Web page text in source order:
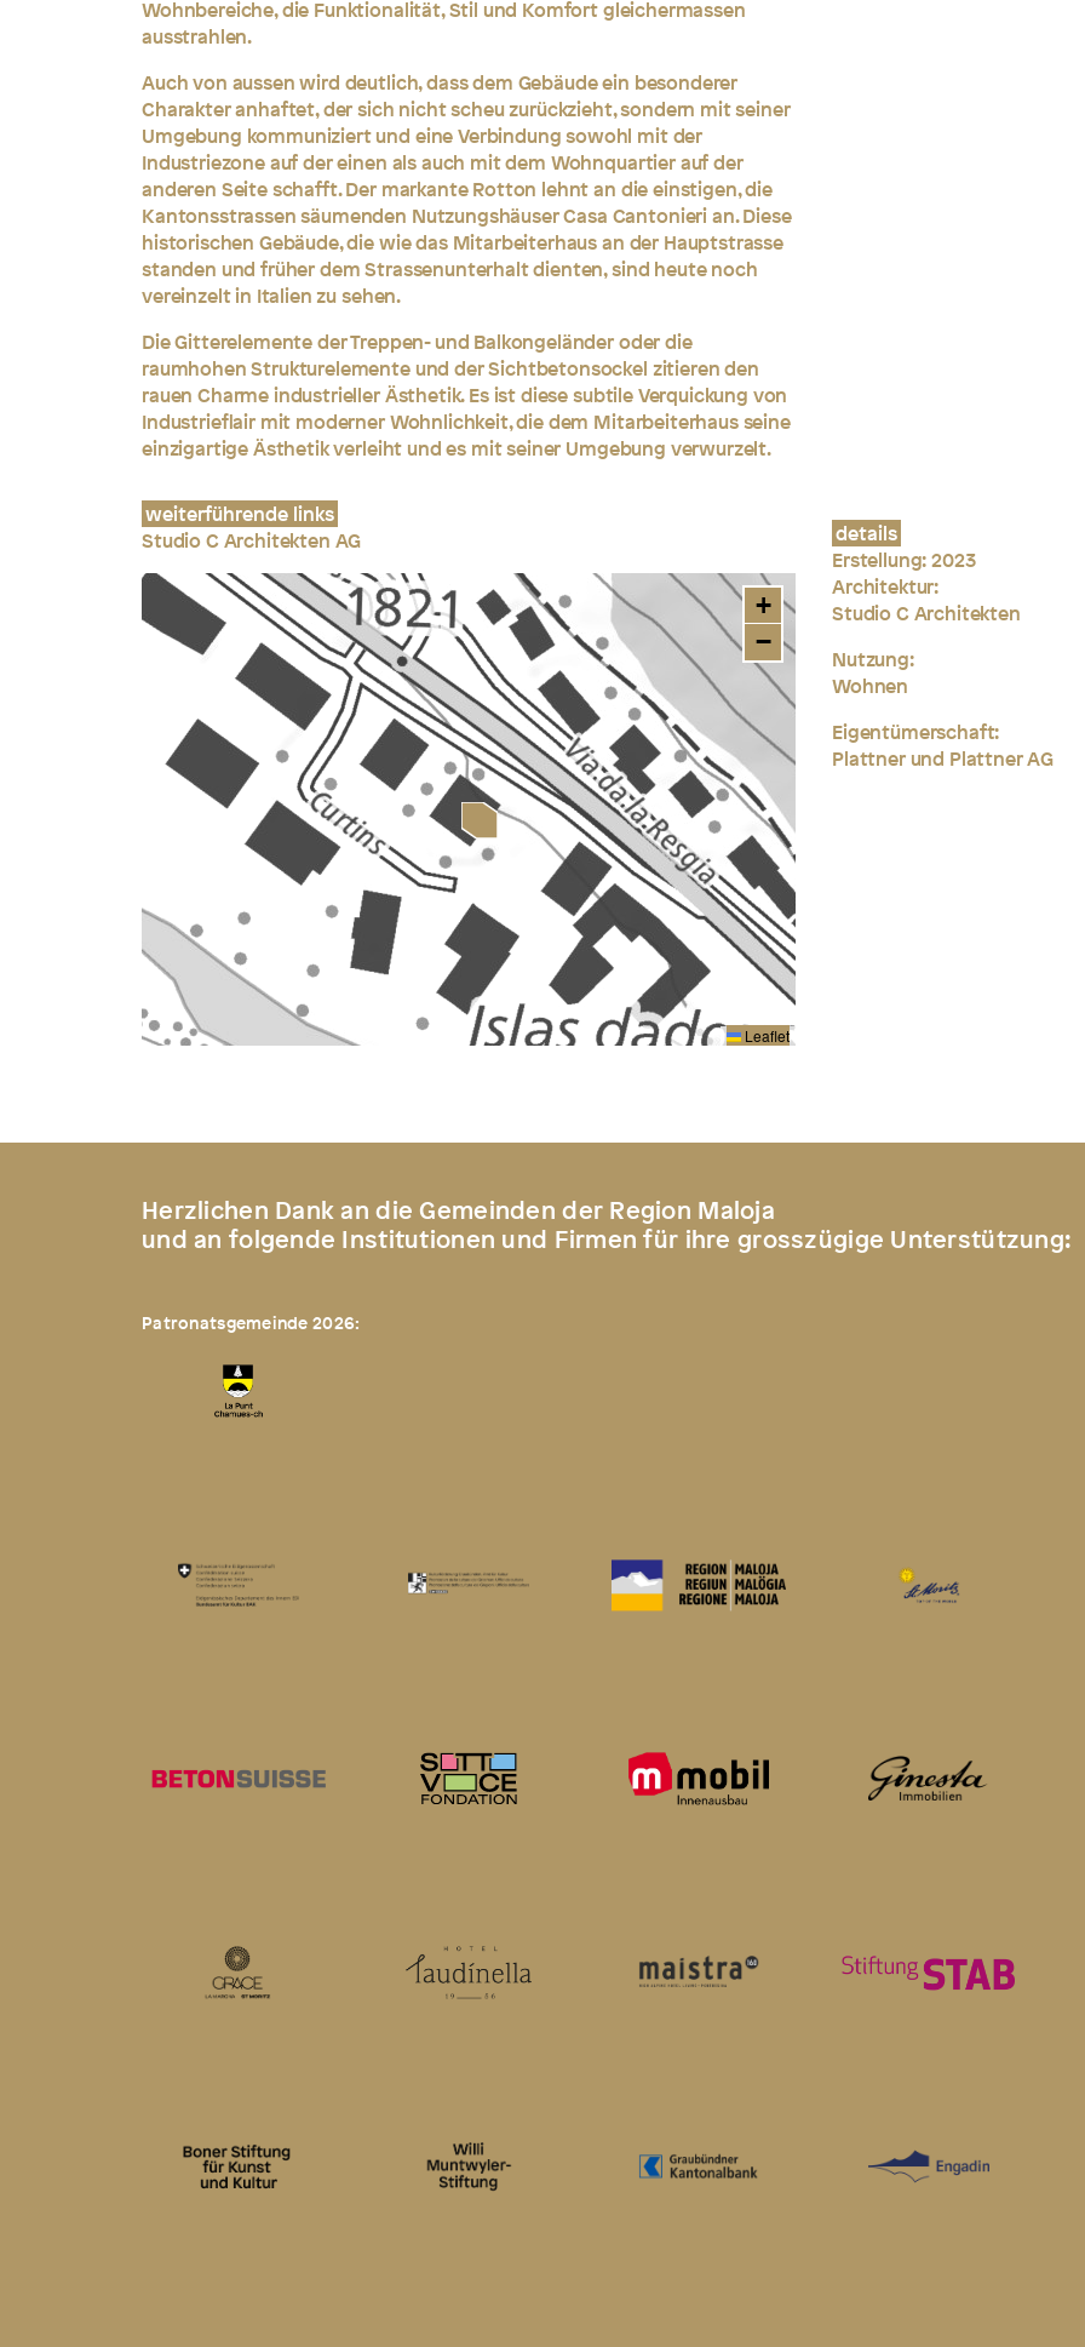
Wohnbereiche, die Funktionalität, Stil und Komfort gleichermassen
ausstrahlen.
Auch von aussen wird deutlich, dass dem Gebäude ein besonderer
Charakter anhaftet, der sich nicht scheu zurückzieht, sondern mit seiner
Umgebung kommuniziert und eine Verbindung sowohl mit der
Industriezone auf der einen als auch mit dem Wohnquartier auf der
anderen Seite schafft. Der markante Rotton lehnt an die einstigen, die
Kantonsstrassen säumenden Nutzungshäuser Casa Cantonieri an. Diese
historischen Gebäude, die wie das Mitarbeiterhaus an der Hauptstrasse
standen und früher dem Strassenunterhalt dienten, sind heute noch
vereinzelt in Italien zu sehen.
Die Gitterelemente der Treppen- und Balkongeländer oder die
raumhohen Strukturelemente und der Sichtbetonsockel zitieren den
rauen Charme industrieller Ästhetik. Es ist diese subtile Verquickung von
Industrieflair mit moderner Wohnlichkeit, die dem Mitarbeiterhaus seine
einzigartige Ästhetik verleiht und es mit seiner Umgebung verwurzelt.
details
Erstellung: 2023
Architektur:
Studio C Architekten
Nutzung:
Wohnen
Eigentümerschaft:
Plattner und Plattner AG
weiterführende links
Studio C Architekten AG
+
−
Leaflet
Herzlichen Dank an die Gemeinden der Region Maloja
und an folgende Institutionen und Firmen für ihre grosszügige Unterstützung:
Patronatsgemeinde 2026: